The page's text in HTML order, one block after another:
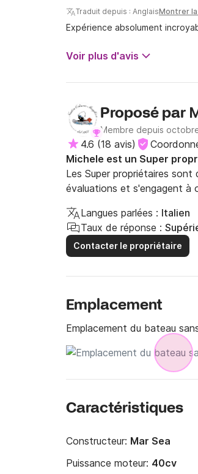
Traduit depuis : AnglaisMontrer
Expérience absolument
Voir plus d'avis
Proposé par
Membre depuis
4.6 (18 avis)
Michele est un Super
Les Super propriétaires
évaluations et s'engagent à
Langues parlées : Italien
Taux de réponse :
Contacter le propriétaire
Emplacement
Emplacement du bateau
Caractéristiques
Constructeur: Mar Sea
Puissance moteur: 40cv